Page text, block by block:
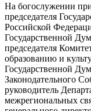
На богослужении
председателя
Российской
Государственной
председателя
образованию и
Государственной
Законодательного
руководитель
межрегиональных